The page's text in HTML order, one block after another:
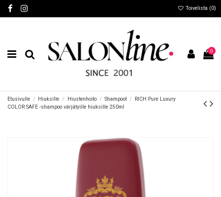
Toivelista (0)
0
Etusivulle Hiuksille Hiustenhoito Shampoot
RICH Pure Luxury
COLOR SAFE -shampoo värjätyille hiuksille 250ml